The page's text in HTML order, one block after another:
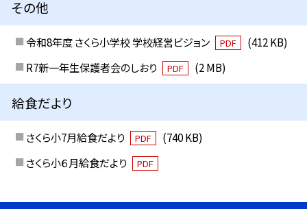
その他
令和8年度 さくら小学校 学校経営ビジョン PDF
(412 KB)
R7新一年生保護者会のしおり
PDF (2 MB)
給食だより
さくら小7月給食だより PDF
(740 KB)
さくら小６月給食だより
PDF